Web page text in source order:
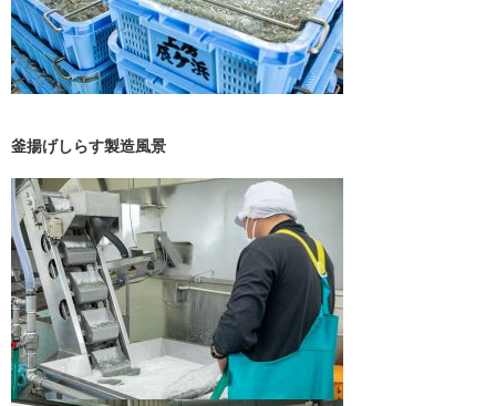
釜揚げしらす製造風景